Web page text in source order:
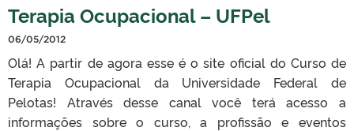
Terapia Ocupacional – UFPel
06/05/2012
Olá! A partir de agora esse é o site oficial do Curso de
Terapia Ocupacional da Universidade Federal de
Pelotas! Através desse canal você terá acesso a
informações sobre o curso, a profissão e eventos